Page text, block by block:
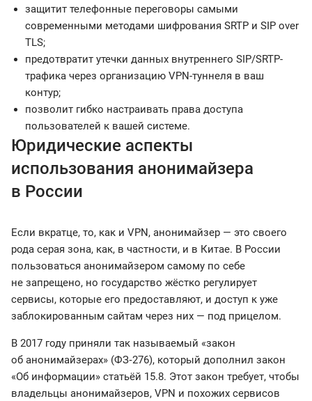
защитит телефонные переговоры самыми
современными методами шифрования SRTP и SIP over
TLS;
предотвратит утечки данных внутреннего SIP/SRTP-
трафика через организацию VPN-туннеля в ваш
контур;
позволит гибко настраивать права доступа
пользователей к вашей системе.
Юридические аспекты
использования анонимайзера
в России
Если вкратце, то, как и VPN, анонимайзер — это своего
рода серая зона, как, в частности, и в Китае. В России
пользоваться анонимайзером самому по себе
не запрещено, но государство жёстко регулирует
сервисы, которые его предоставляют, и доступ к уже
заблокированным сайтам через них — под прицелом.
В 2017 году приняли так называемый «закон
об анонимайзерах» (ФЗ‑276), который дополнил закон
«Об информации» статьёй 15.8. Этот закон требует, чтобы
владельцы анонимайзеров, VPN и похожих сервисов